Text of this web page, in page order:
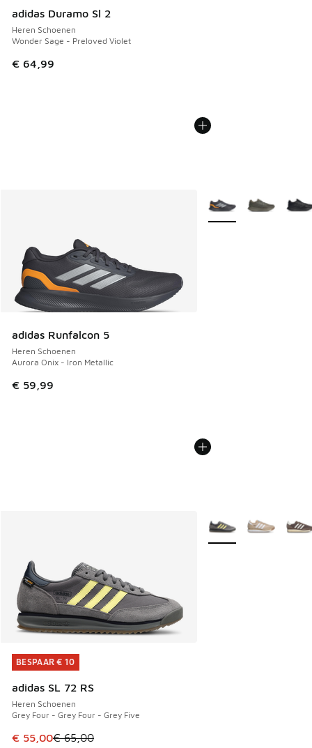
adidas Duramo Sl 2
Heren Schoenen
Wonder Sage - Preloved Violet
€ 64,99
adidas Runfalcon 5
Heren Schoenen
Aurora Onix - Iron Metallic
€ 59,99
Meer kleuren
BESPAAR € 10
adidas SL 72 RS
Heren Schoenen
Grey Four - Grey Four - Grey Five
Dit artikel is in de uitverkoop. Dit artikel is in de
€ 55,00€ 65,00
BESPAAR € 10
Meer kleuren